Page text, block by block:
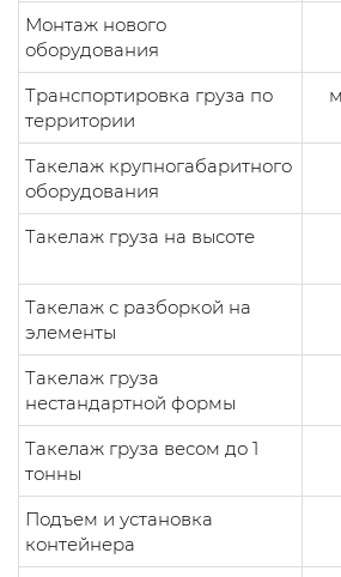
Монтаж нового
оборудования
Транспортировка груза по
территории
Такелаж крупногабаритного
оборудования
Такелаж груза на высоте
Такелаж с разборкой на
элементы
Такелаж груза
нестандартной формы
Такелаж груза весом до 1
тонны
Подъем и установка
контейнера